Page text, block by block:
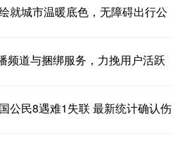
就城市温暖底色，无障碍出行公
频道与捆绑服务，力挽用户活跃
公民8遇难1失联 最新统计确认伤